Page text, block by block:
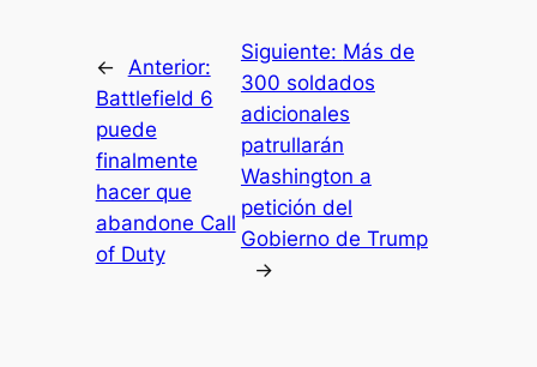
←
Anterior:
Battlefield 6
puede
finalmente
hacer que
abandone Call
of Duty
Siguiente: Más de
300 soldados
adicionales
patrullarán
Washington a
petición del
Gobierno de Trump
→